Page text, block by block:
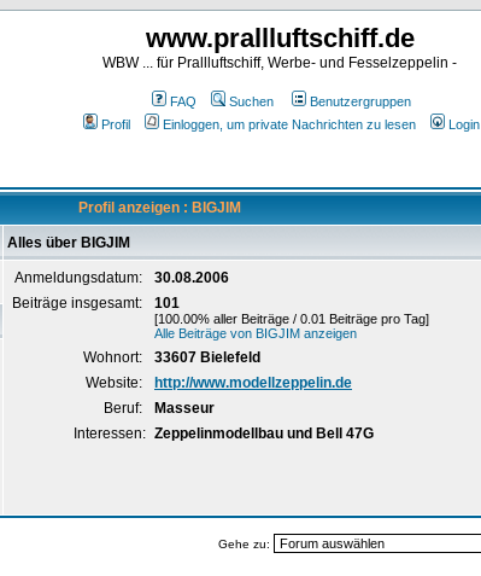
www.prallluftschiff.de
WBW ... für Prallluftschiff, Werbe- und Fesselzeppelin -
FAQ Suchen
Benutzergruppen
Profil
Einloggen, um private Nachrichten zu lesen Login
Profil anzeigen : BIGJIM
Alles über BIGJIM
Anmeldungsdatum:
30.08.2006
Beiträge insgesamt:
101
[100.00% aller Beiträge / 0.01 Beiträge pro Tag]
Alle Beiträge von BIGJIM anzeigen
Wohnort:
33607 Bielefeld
Website:
http://www.modellzeppelin.de
Beruf:
Masseur
Interessen: Zeppelinmodellbau und Bell 47G
Gehe zu: